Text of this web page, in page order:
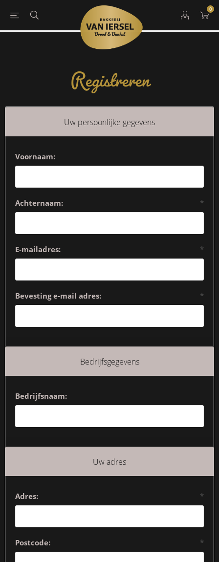
0
Registreren
Uw persoonlijke gegevens
Voornaam:
Achternaam: *
E-mailadres: *
Bevesting e-mail adres: *
Bedrijfsgegevens
Bedrijfsnaam:
Uw adres
Adres: *
Postcode: *